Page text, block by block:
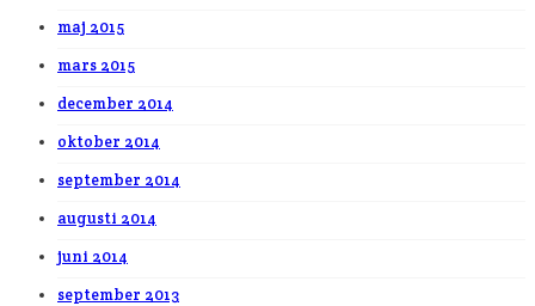
maj 2015
mars 2015
december 2014
oktober 2014
september 2014
augusti 2014
juni 2014
september 2013